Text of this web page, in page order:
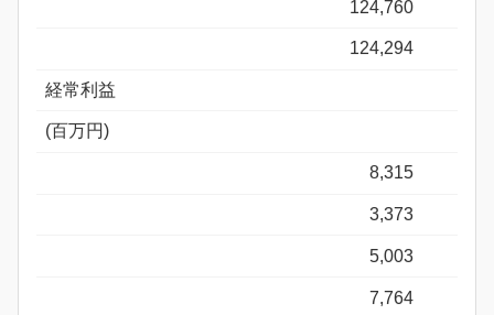
124,760
124,294
経常利益
(百万円)
8,315
3,373
5,003
7,764